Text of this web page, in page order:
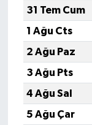
31 Tem Cum
1 Ağu Cts
2 Ağu Paz
3 Ağu Pts
4 Ağu Sal
5 Ağu Çar